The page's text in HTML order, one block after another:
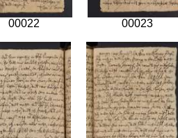
00022 00023